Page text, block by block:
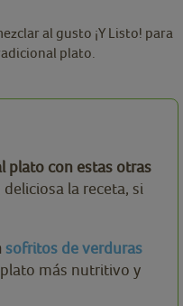
al gusto ¡Y Listo! para
plato.
plato con estas otras
la receta, si
sofritos de verduras
más nutritivo y